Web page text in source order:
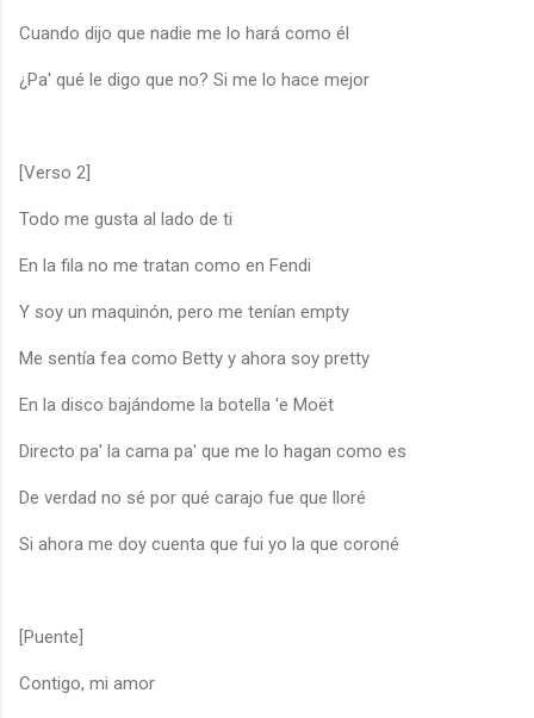
Cuando dijo que nadie me lo hará como él
¿Pa' qué le digo que no? Si me lo hace mejor
[Verso 2]
Todo me gusta al lado de ti
En la fila no me tratan como en Fendi
Y soy un maquinón, pero me tenían empty
Me sentía fea como Betty y ahora soy pretty
En la disco bajándome la botella 'e Moët
Directo pa' la cama pa' que me lo hagan como es
De verdad no sé por qué carajo fue que lloré
Si ahora me doy cuenta que fui yo la que coroné
[Puente]
Contigo, mi amor